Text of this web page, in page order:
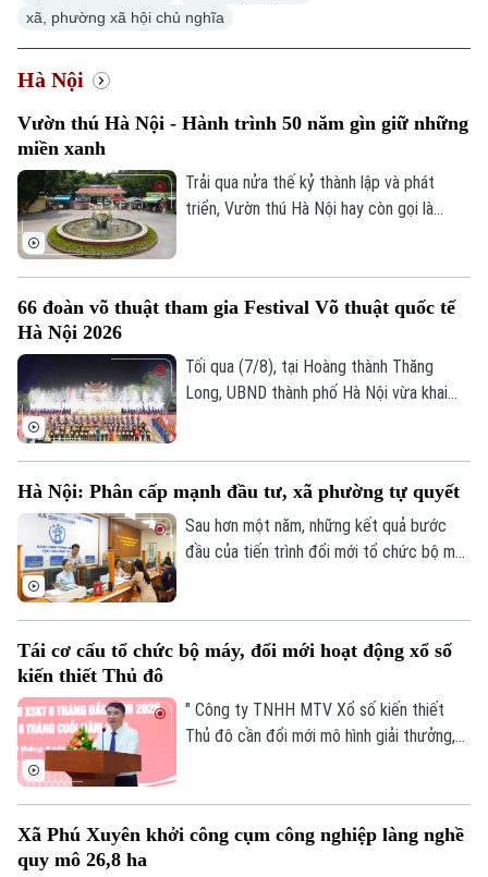
Chuyên mục
Thời sự
Chính trị
Hà Nội
xã, phường xã hội chủ nghĩa
Hà Nội
Vườn thú Hà Nội - Hành trình 50 năm gìn giữ những
miền xanh
Trải qua nửa thế kỷ thành lập và phát
triển, Vườn thú Hà Nội hay còn gọi là
với nhiều thế hệ người dân Thủ đô.
66 đoàn võ thuật tham gia Festival Võ thuật quốc tế
Hà Nội 2026
Tối qua (7/8), tại Hoàng thành Thăng
Long, UBND thành phố Hà Nội vừa khai
Hà Nội: Phân cấp mạnh đầu tư, xã phường tự quyết
Sau hơn một năm, những kết quả bước
đầu của tiến trình đổi mới tổ chức bộ máy
tổ chức, mà là bước chuyển căn bản tổ
trúc mô hình quản trị của thành phố Hà
Nội.
Tái cơ cấu tổ chức bộ máy, đổi mới hoạt động xổ số
kiến thiết Thủ đô
" Công ty TNHH MTV Xổ số kiến thiết
Thủ đô cần đổi mới mô hình giải thưởng,
động, gia tăng đóng góp cho Thủ đô" - đó
Xã Phú Xuyên khởi công cụm công nghiệp làng nghề
quy mô 26,8 ha